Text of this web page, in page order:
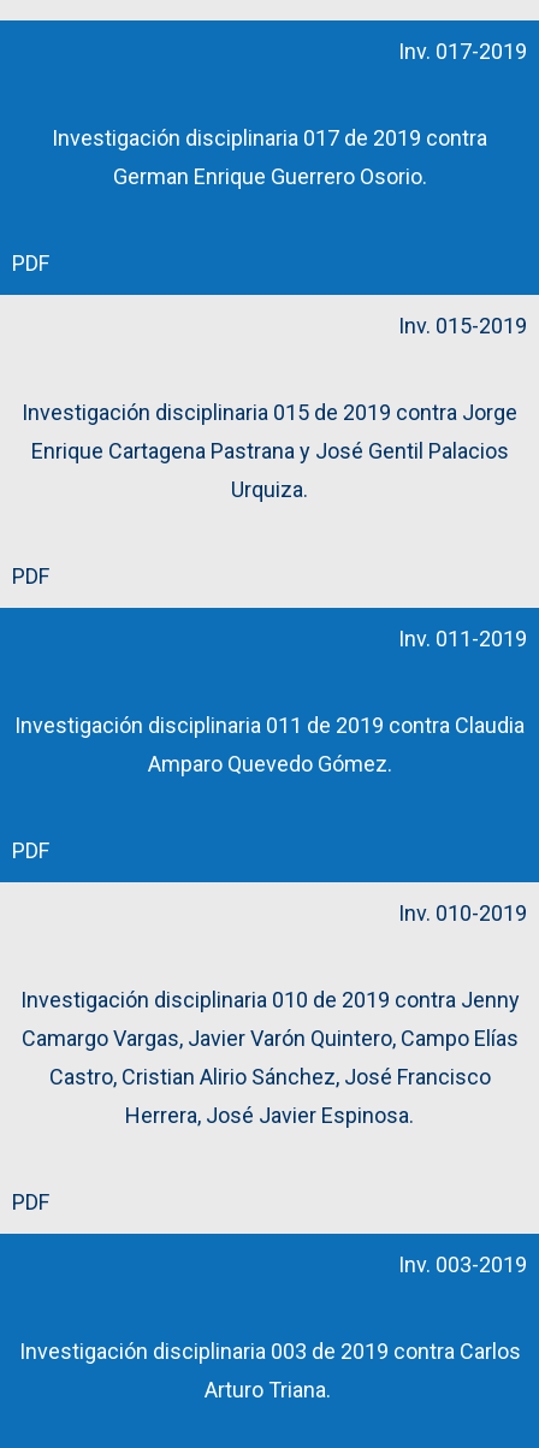
Inv. 017-2019
Investigación disciplinaria 017 de 2019 contra
German Enrique Guerrero Osorio.
PDF
Inv. 015-2019
Investigación disciplinaria 015 de 2019 contra Jorge
Enrique Cartagena Pastrana y José Gentil Palacios
Urquiza.
PDF
Inv. 011-2019
Investigación disciplinaria 011 de 2019 contra Claudia
Amparo Quevedo Gómez.
PDF
Inv. 010-2019
Investigación disciplinaria 010 de 2019 contra Jenny
Camargo Vargas, Javier Varón Quintero, Campo Elías
Castro, Cristian Alirio Sánchez, José Francisco
Herrera, José Javier Espinosa.
PDF
Inv. 003-2019
Investigación disciplinaria 003 de 2019 contra Carlos
Arturo Triana.